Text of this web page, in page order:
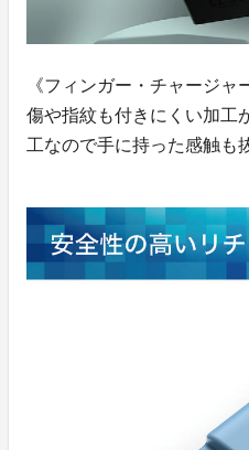
《フィンガー・チャージャ
傷や指紋も付きにくい加工
工なので手に持った感触も